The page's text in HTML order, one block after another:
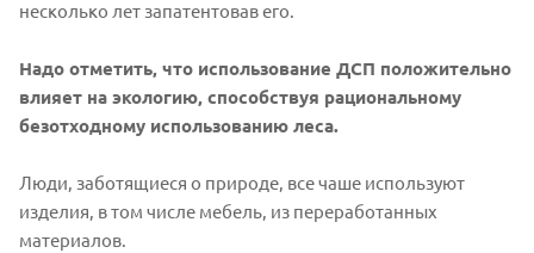
несколько лет запатентовав его.
Надо отметить, что использование ДСП положительно
влияет на экологию, способствуя рациональному
безотходному использованию леса.
Люди, заботящиеся о природе, все чаше используют
изделия, в том числе мебель, из переработанных
материалов.